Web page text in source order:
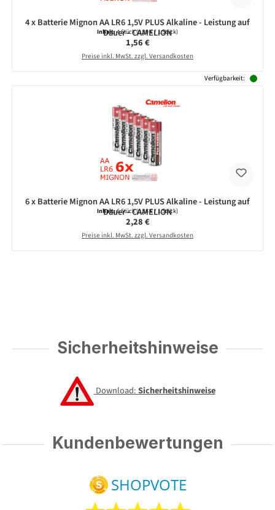
4 x Batterie Mignon AA LR6 1,5V PLUS Alkaline - Leistung auf
Dauer - CAMELION
Inhalt:4 Stück(0,39 € / 1 Stück)
Regulärer Preis:
1,56 €
Preise inkl. MwSt. zzgl. Versandkosten
Verfügbarkeit:
6 x Batterie Mignon AA LR6 1,5V PLUS Alkaline - Leistung auf
Dauer - CAMELION
Inhalt:6 Stück(0,38 € / 1 Stück)
Regulärer Preis:
2,28 €
Preise inkl. MwSt. zzgl. Versandkosten
Sicherheitshinweise
Download:Sicherheitshinweise
Kundenbewertungen